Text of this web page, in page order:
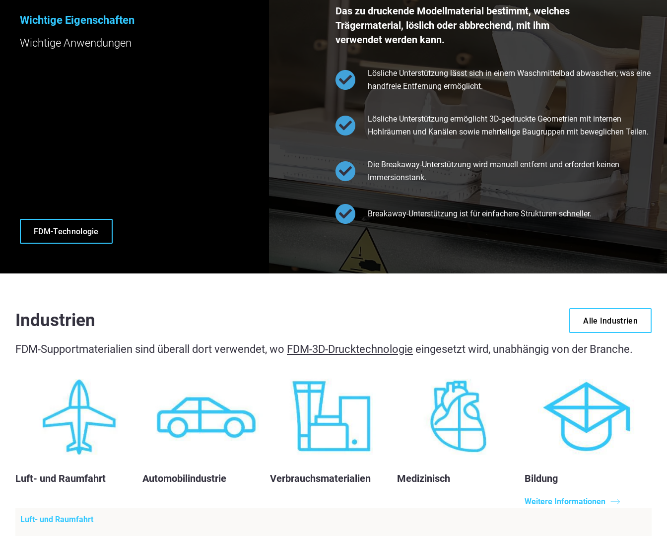
Wichtige Eigenschaften
Das zu druckende Modellmaterial bestimmt, welches
Trägermaterial, löslich oder abbrechend, mit ihm
verwendet werden kann.
Lösliche Unterstützung lässt sich in einem Waschmittelbad abwaschen, was eine
handfreie Entfernung ermöglicht.
Lösliche Unterstützung ermöglicht 3D-gedruckte Geometrien mit internen
Hohlräumen und Kanälen sowie mehrteilige Baugruppen mit beweglichen Teilen.
Die Breakaway-Unterstützung wird manuell entfernt und erfordert keinen
Immersionstank.
Breakaway-Unterstützung ist für einfachere Strukturen schneller.
Wichtige Anwendungen
FDM-Technologie
Industrien Alle Industrien
FDM-Supportmaterialien sind überall dort verwendet, wo FDM-3D-Drucktechnologie eingesetzt wird, unabhängig von der Branche.
Luft- und Raumfahrt Automobilindustrie Verbrauchsmaterialien Medizinisch Bildung
Weitere Informationen
Luft- und Raumfahrt